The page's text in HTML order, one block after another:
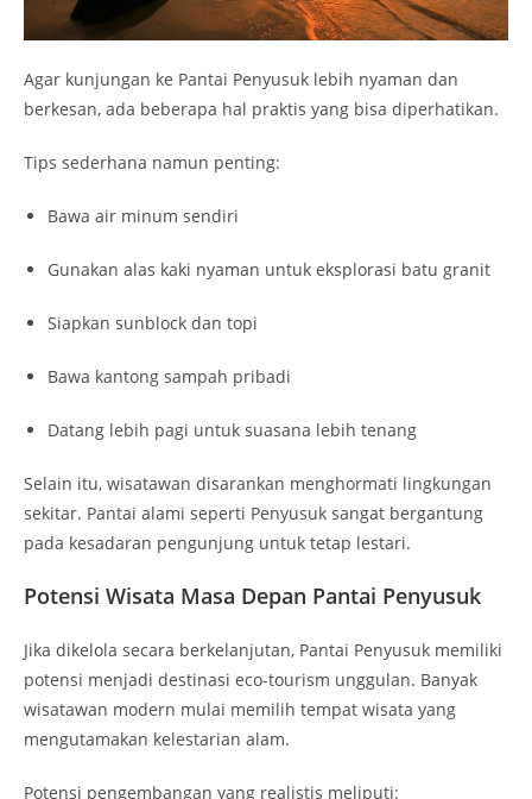
Agar kunjungan ke Pantai Penyusuk lebih nyaman dan
berkesan, ada beberapa hal praktis yang bisa diperhatikan.
Tips sederhana namun penting:
Bawa air minum sendiri
Gunakan alas kaki nyaman untuk eksplorasi batu granit
Siapkan sunblock dan topi
Bawa kantong sampah pribadi
Datang lebih pagi untuk suasana lebih tenang
Selain itu, wisatawan disarankan menghormati lingkungan
sekitar. Pantai alami seperti Penyusuk sangat bergantung
pada kesadaran pengunjung untuk tetap lestari.
Potensi Wisata Masa Depan Pantai Penyusuk
Jika dikelola secara berkelanjutan, Pantai Penyusuk memiliki
potensi menjadi destinasi eco-tourism unggulan. Banyak
wisatawan modern mulai memilih tempat wisata yang
mengutamakan kelestarian alam.
Potensi pengembangan yang realistis meliputi: